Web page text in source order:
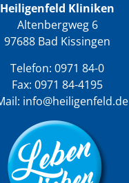
Heiligenfeld Kliniken
Altenbergweg 6
97688 Bad Kissingen
Telefon: 0971 84-0
Fax: 0971 84-4195
info@heiligenfeld.de